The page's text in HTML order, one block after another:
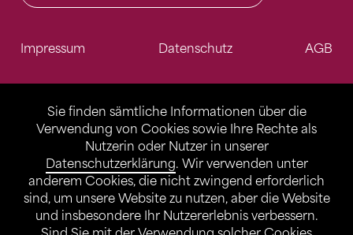
Sie finden sämtliche Informationen über die
Verwendung von Cookies sowie Ihre Rechte als
Nutzerin oder Nutzer in unserer
Datenschutzerklärung. Wir verwenden unter
anderem Cookies, die nicht zwingend erforderlich
sind, um unsere Website zu nutzen, aber die Website
und insbesondere Ihr Nutzererlebnis verbessern.
Impressum Datenschutz AGB